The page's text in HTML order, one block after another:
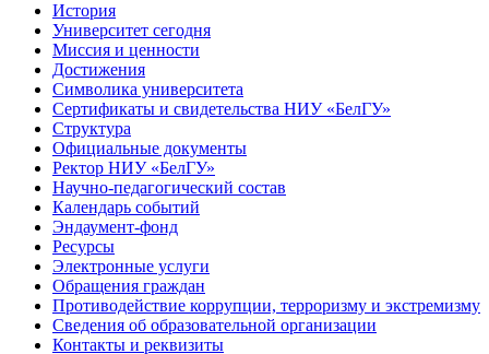
История
Университет сегодня
Миссия и ценности
Достижения
Символика университета
Сертификаты и свидетельства НИУ «БелГУ»
Структура
Официальные документы
Ректор НИУ «БелГУ»
Научно-педагогический состав
Календарь событий
Эндаумент-фонд
Ресурсы
Электронные услуги
Обращения граждан
Противодействие коррупции, терроризму и экстремизму
Сведения об образовательной организации
Контакты и реквизиты